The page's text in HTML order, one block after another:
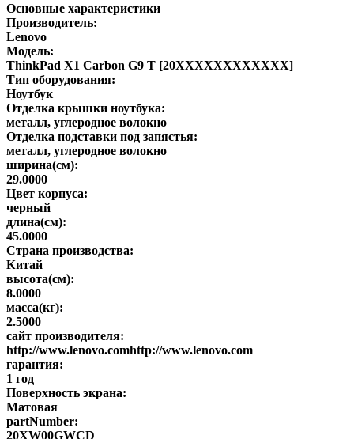
Основные характеристики
Производитель:
Lenovo
Модель:
ThinkPad X1 Carbon G9 T [20XXXXXXXXXXXX]
Тип оборудования:
Ноутбук
Отделка крышки ноутбука:
металл, углеродное волокно
Отделка подставки под запястья:
металл, углеродное волокно
ширина(см):
29.0000
Цвет корпуса:
черный
длина(см):
45.0000
Страна производства:
Китай
высота(см):
8.0000
масса(кг):
2.5000
сайт производителя:
http://www.lenovo.comhttp://www.lenovo.com
гарантия:
1 год
Поверхность экрана:
Матовая
partNumber:
20XW00GWCD